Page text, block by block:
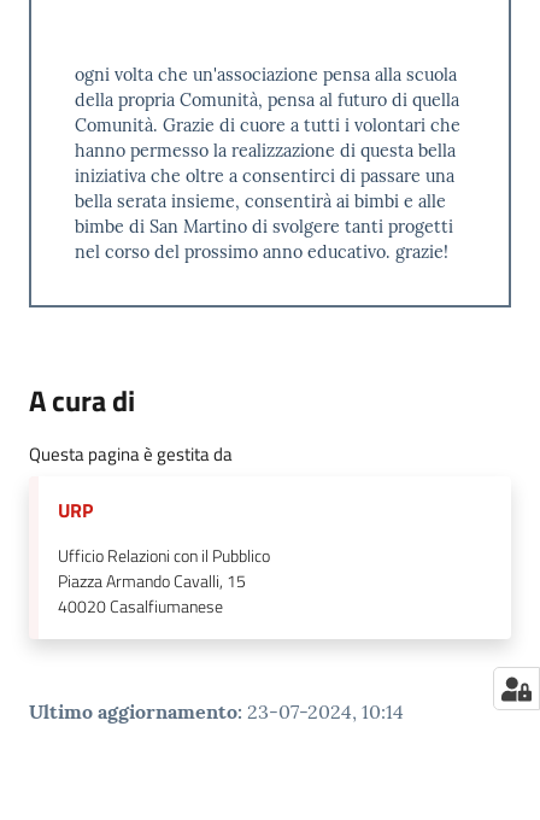
ogni volta che un'associazione pensa alla scuola
della propria Comunità, pensa al futuro di quella
Comunità. Grazie di cuore a tutti i volontari che
hanno permesso la realizzazione di questa bella
iniziativa che oltre a consentirci di passare una
bella serata insieme, consentirà ai bimbi e alle
bimbe di San Martino di svolgere tanti progetti
nel corso del prossimo anno educativo. grazie!
A cura di
Questa pagina è gestita da
URP
Ufficio Relazioni con il Pubblico
Piazza Armando Cavalli, 15
40020Casalfiumanese
Ultimo aggiornamento: 23-07-2024, 10:14